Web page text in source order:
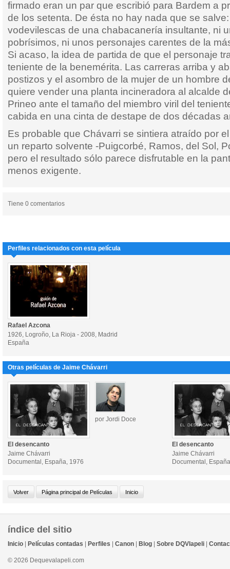
firmado eran un par que escribió para Bardem a
de los setenta. De ésta no hay nada que se
vodevilescas de una chabacanería insultante, ni
pobrísimos, ni unos personajes carentes de la
Si acaso, la idea de partida de que el personaje
teniente de la benemérita. Las carreras arriba y
postizos y el asombro de la mujer de un hombre
quiere vender una planta incineradora al alcalde
Prineo ante el tamaño del miembro viril del
cabida en una cinta de destape de dos décadas
Es probable que Chávarri se sintiera atraído por
un reparto solvente -Puigcorbé, Ramos, del Sol,
pero el resultado sólo parece disfrutable en la
menos exigente.
Tiene 0 comentarios
Perfiles relacionados con esta película
Rafael Azcona
1926, Logroño, La Rioja - 2008, Madrid
España
Otras películas de Jaime Chávarri
por Jordi Doce
El desencanto
Jaime Chávarri
Documental, España, 1976
El desencanto
Jaime Chávarri
Documental,
índice del sitio
Inicio Películas contadas Perfiles Canon Blog Sobre DQVlapeli
© 2026 Dequevalapeli.com